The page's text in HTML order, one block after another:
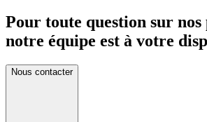
Pour toute question sur
notre équipe est à votre
Nous contacter